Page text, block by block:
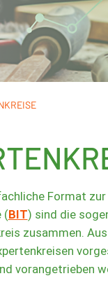
Format
(BIT) sind die
zusammen.
vorangetrieben